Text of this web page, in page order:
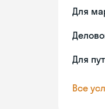
Для
Для
Все